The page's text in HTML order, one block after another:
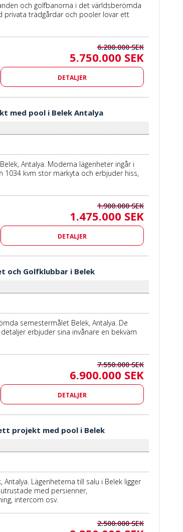
och golfbanorna i det världsberömda
privata trädgårdar och pooler lovar ett
6.200.000 SEK
5.750.000 SEK
DETALJER
med pool i Belek Antalya
Antalya. Moderna lägenheter ingår i
1034 kvm stor markyta och erbjuder hiss,
1.900.000 SEK
1.475.000 SEK
DETALJER
och Golfklubbar i Belek
semestermålet Belek, Antalya. De
erbjuder sina invånare en bekväm
7.550.000 SEK
6.900.000 SEK
DETALJER
projekt med pool i Belek
Antalya. Lägenheterna till salu i Belek ligger
med persienner,
intercom osv.
2.500.000 SEK